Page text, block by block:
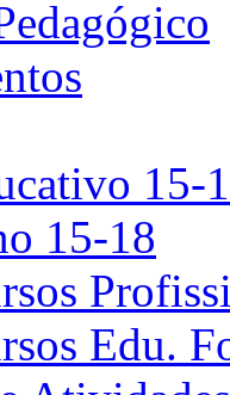
15-
15-18
Edu.